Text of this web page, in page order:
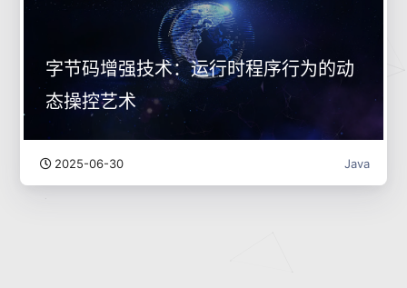
字节码增强技术：运行时程序行为的动
态操控艺术
2025-06-30 Java